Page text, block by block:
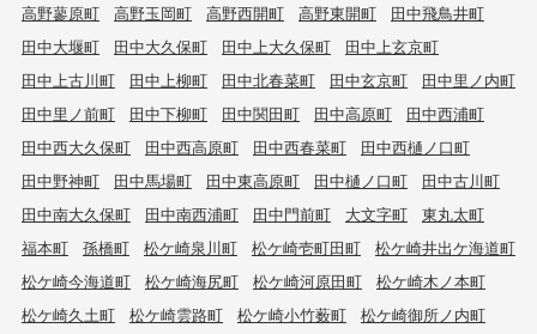
高野蓼原町
高野玉岡町 高野西開町 高野東開町
田中飛鳥井町
田中大堰町
田中大久保町 田中上大久保町
田中上玄京町
田中上古川町
田中上柳町 田中北春菜町 田中玄京町
田中里ノ内町
田中里ノ前町
田中下柳町 田中関田町 田中高原町
田中西浦町
田中西大久保町
田中西高原町 田中西春菜町
田中西樋ノ口町
田中野神町
田中馬場町 田中東高原町 田中樋ノ口町
田中古川町
田中南大久保町
田中南西浦町 田中門前町 大文字町
東丸太町
福本町
孫橋町 松ケ崎泉川町 松ケ崎壱町田町
松ケ崎井出ケ海道町
松ケ崎今海道町
松ケ崎海尻町 松ケ崎河原田町
松ケ崎木ノ本町
松ケ崎久土町
松ケ崎雲路町 松ケ崎小竹薮町
松ケ崎御所ノ内町